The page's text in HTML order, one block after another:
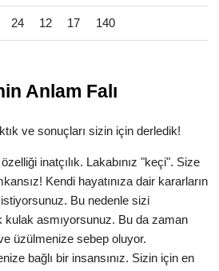
24 12 17 140
Anlam Falı
ve sonuçları sizin için derledik!
inatçılık. Lakabınız "keçi". Size
Kendi hayatınıza dair kararların
Bu nedenle sizi
kulak asmıyorsunuz. Bu da zaman
üzülmenize sebep oluyor.
bağlı bir insansınız. Sizin için en